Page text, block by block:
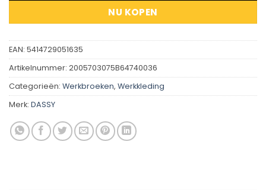
NU KOPEN
EAN: 5414729051635
Artikelnummer: 2005703075B64740036
Categorieën: Werkbroeken, Werkkleding
Merk: DASSY